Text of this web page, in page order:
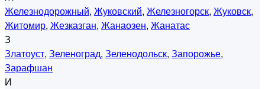
Железнодорожный, Жуковский, Железногорск, Жуковск,
Житомир, Жезказган, Жанаозен, Жанатас
З
Златоуст, Зеленоград, Зеленодольск, Запорожье,
Зарафшан
И